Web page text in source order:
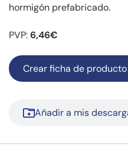
hormigón prefabricado.
PVP:6,46€
Crear ficha de producto
Añadir a mis